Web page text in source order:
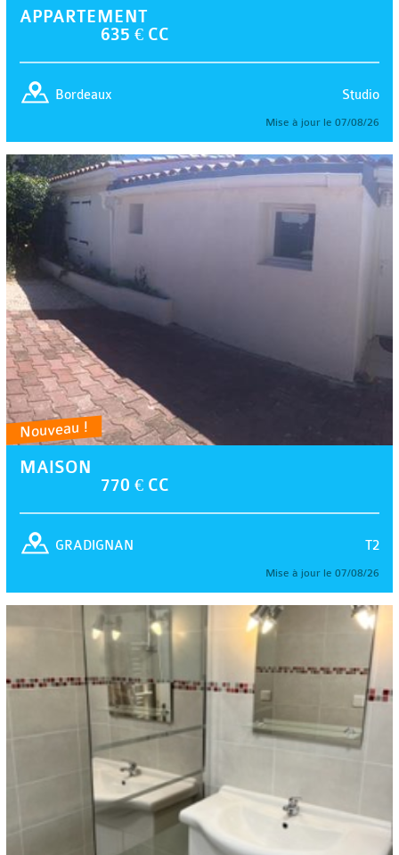
APPARTEMENT
635 € CC
Studio
Bordeaux
Mise à jour le 07/08/26
Nouveau !
MAISON
770 € CC
T2
GRADIGNAN
Mise à jour le 07/08/26